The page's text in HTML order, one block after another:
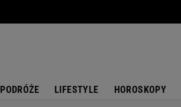
PODRÓŻE LIFESTYLE HOROSKOPY